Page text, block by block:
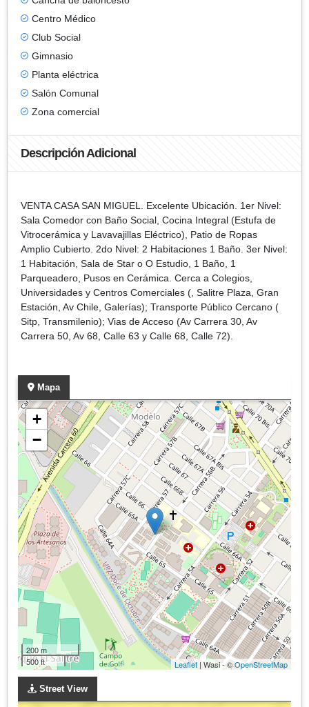
Centro Médico
Club Social
Gimnasio
Planta eléctrica
Salón Comunal
Zona comercial
Descripción Adicional
VENTA CASA SAN MIGUEL. Excelente Ubicación. 1er Nivel:
Sala Comedor con Baño Social, Cocina Integral (Estufa de
Vitrocerámica y Lavavajillas Eléctrico), Patio de Ropas
Amplio Cubierto. 2do Nivel: 2 Habitaciones 1 Baño. 3er Nivel:
1 Habitación, Sala de Star o O Estudio, 1 Baño, 1
Parqueadero, Pusos en Cerámica. Cerca a Colegios,
Universidades y Centros Comerciales (, Salitre Plaza, Gran
Estación, Av Chile, Galerías); Transporte Público Cercano (
Sitp, Transmilenio); Vias de Acceso (Av Carrera 30, Av
Carrera 50, Av 68, Calle 63 y Calle 68, Calle 72).
Mapa
+
−
200 m
500 ft
Leaflet | Wasi - ©OpenStreetMap
Street View